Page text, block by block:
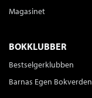
Magasinet
BOKKLUBBER
Bestselgerklubben
Barnas Egen Bokverden